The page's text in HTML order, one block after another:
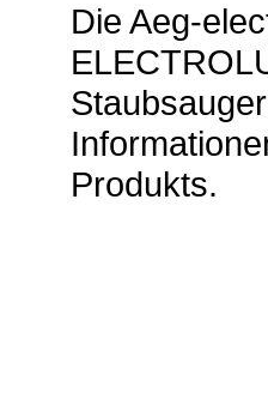
Die Aeg-
Produkts.